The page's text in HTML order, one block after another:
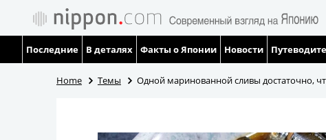
Последние В деталях Факты о Японии Новости
Home Темы Одной маринованной сливы достаточно,